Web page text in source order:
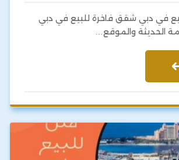
في دبي شقق فاخرة للبيع في دبي
الحديثة والموقع…